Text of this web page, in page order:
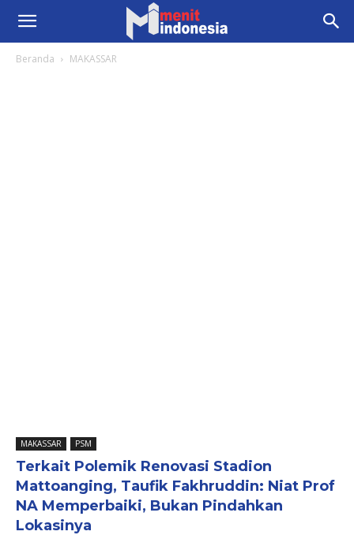
Beranda MAKASSAR
MAKASSAR PSM
Terkait Polemik Renovasi Stadion
Mattoanging, Taufik Fakhruddin: Niat Prof
NA Memperbaiki, Bukan Pindahkan
Lokasinya